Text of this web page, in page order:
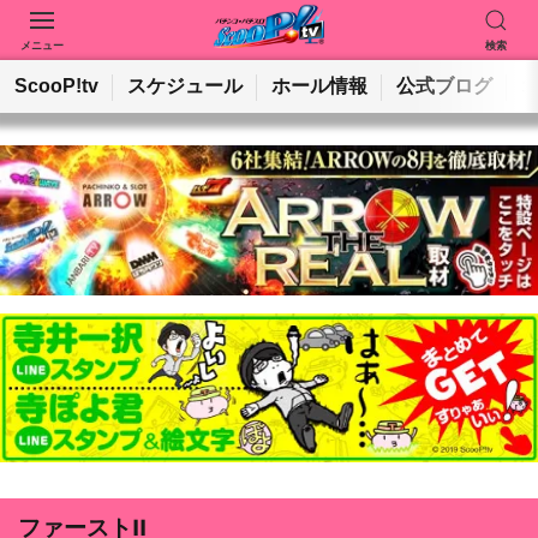
メニュー 検索
動画を検索 ホールを検索
検索
ScooP!tv スケジュール ホール情報 公式ブログ
ファーストII